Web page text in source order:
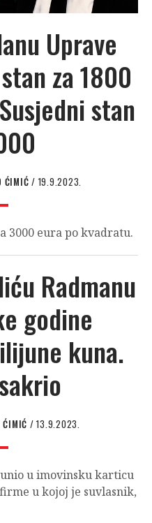
Uprave
za 1800
stan
ĆIMIĆ / 19.9.2023.
3000 eura po kvadratu.
Radmanu
godine
kuna.
ĆIMIĆ / 13.9.2023.
u imovinsku karticu
u kojoj je suvlasnik,